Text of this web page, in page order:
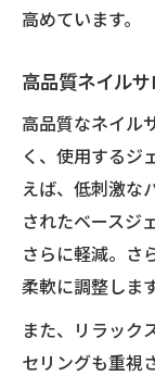
高めています。
高品質ネイル
高品質なネイル
く、使用するジ
えば、低刺激な
されたベースジ
さらに軽減。さ
柔軟に調整します
また、リラック
セリングも重視